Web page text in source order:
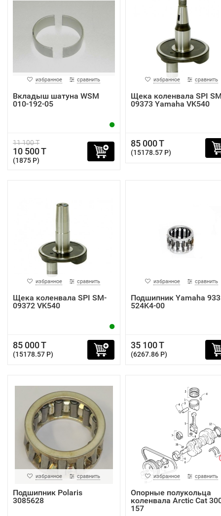
избранное сравнить
Вкладыш шатуна WSM
010-192-05
11 100 T
10 500 T
(1875 P)
избранное сравнить
Щека коленвала SPI
09373 Yamaha VK540
85 000 T
(15178.57 P)
избранное сравнить
Щека коленвала SPI SM-
09372 VK540
85 000 T
(15178.57 P)
избранное сравнить
Подшипник Yamaha
524K4-00
35 100 T
(6267.86 P)
избранное сравнить
Подшипник Polaris
3085628
избранное сравнить
Опорные полукольца
коленвала Arctic Cat
157